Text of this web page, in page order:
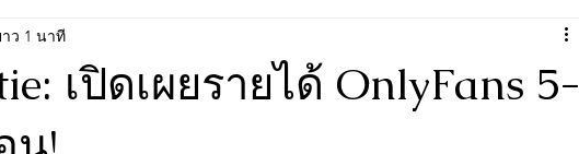
เปิดเผยรายได้ OnlyFans 5-
าว 1 นาที